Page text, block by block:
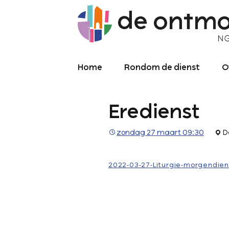
Home Rondom de dienst
Meekijken/luisteren
Over de kerkdienst
Archief liturgie
Diensten
Eredienst
zondag 27 maart 09:30
2022-03-27-Liturgie-